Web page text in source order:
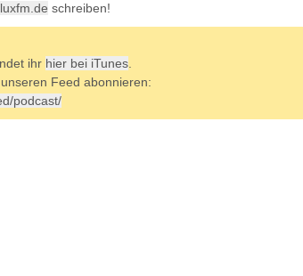
schreiben!
ihr hier bei iTunes
Feed abonnieren:
podcast/